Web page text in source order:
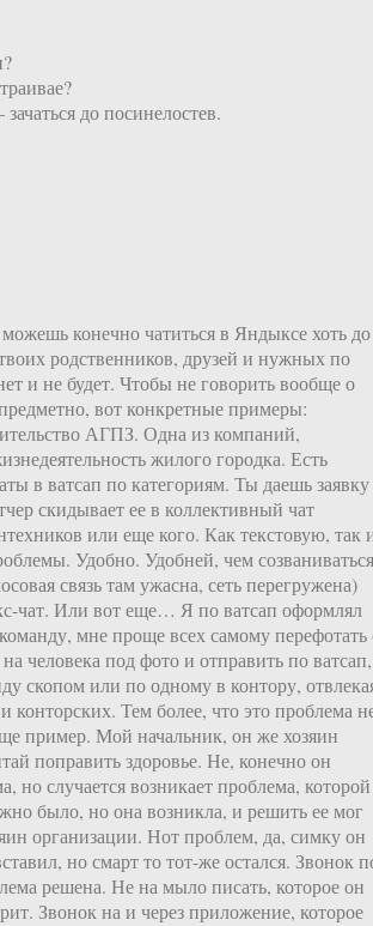
до посинелостев.
конечно чатиться в Яндыксе хоть до
родственников, друзей и нужных по
и не будет. Чтобы не говорить вообще о
вот конкретные примеры:
АГПЗ. Одна из компаний,
жилого городка. Есть
в ватсап по категориям. Ты даешь заявку
скидывает ее в коллективный чат
или еще кого. Как текстовую, так
Удобно. Удобней, чем созваниваться
связь там ужасна, сеть перегружена)
чат. Или вот еще… Я по ватсап оформлял
мне проще всех самому перефотать
человека под фото и отправить по ватсап,
скопом или по одному в контору,
конторских. Тем более, что это проблема
пример. Мой начальник, он же хозяин
поправить здоровье. Не, конечно он
но случается возникает проблема, которой
было, но она возникла, и решить ее мог
организации. Нот проблем, да, симку он
но смарт то тот-же остался. Звонок
решена. Не на мыло писать, которое он
Звонок на и через приложение, которое